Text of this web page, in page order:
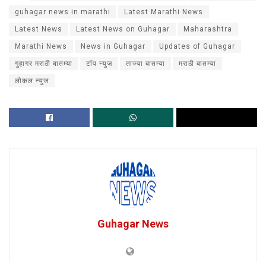
guhagar news in marathi Latest Marathi News
Latest News Latest News on Guhagar Maharashtra
Marathi News News in Guhagar Updates of Guhagar
गुहागर मराठी बातम्या टॉप न्युज ताज्या बातम्या मराठी बातम्या
लोकल न्युज
Guhagar News